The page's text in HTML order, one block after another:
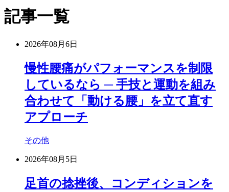
記事一覧
2026年08月6日
慢性腰痛がパフォーマンスを制限
しているなら ─ 手技と運動を組み
合わせて「動ける腰」を立て直す
アプローチ
その他
2026年08月5日
足首の捻挫後、コンディションを